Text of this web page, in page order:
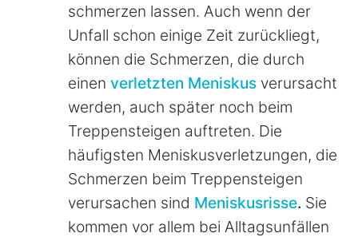
schmerzen lassen. Auch wenn der
Unfall schon einige Zeit zurückliegt,
können die Schmerzen, die durch
einen verletzten Meniskus verursacht
werden, auch später noch beim
Treppensteigen auftreten. Die
häufigsten Meniskusverletzungen, die
Schmerzen beim Treppensteigen
verursachen sind Meniskusrisse. Sie
kommen vor allem bei Alltagsunfällen